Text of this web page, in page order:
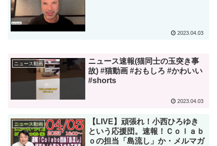
2023.04.03
ニュース動画
ニュース速報(猫同士の玉突き事
故) #猫動画 #おもしろ #かわいい
#shorts
2023.04.03
ニュース動画
【LIVE】頑張れ！小西ひろゆき
という応援団。速報！Ｃｏｌａｂ
ｏの担当「島流し」か・メルマガ